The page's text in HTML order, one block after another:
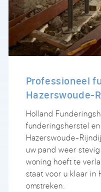
Professioneel
Hazerswoude-
Holland
funderingsherstel
Hazerswoude-
uw pand weer
woning hoeft te
staat voor u klaar in
omstreken.